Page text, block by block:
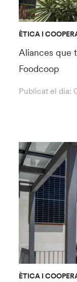
ÈTICA I
Aliances que
Foodcoop
Publicat el dia:
ÈTICA I